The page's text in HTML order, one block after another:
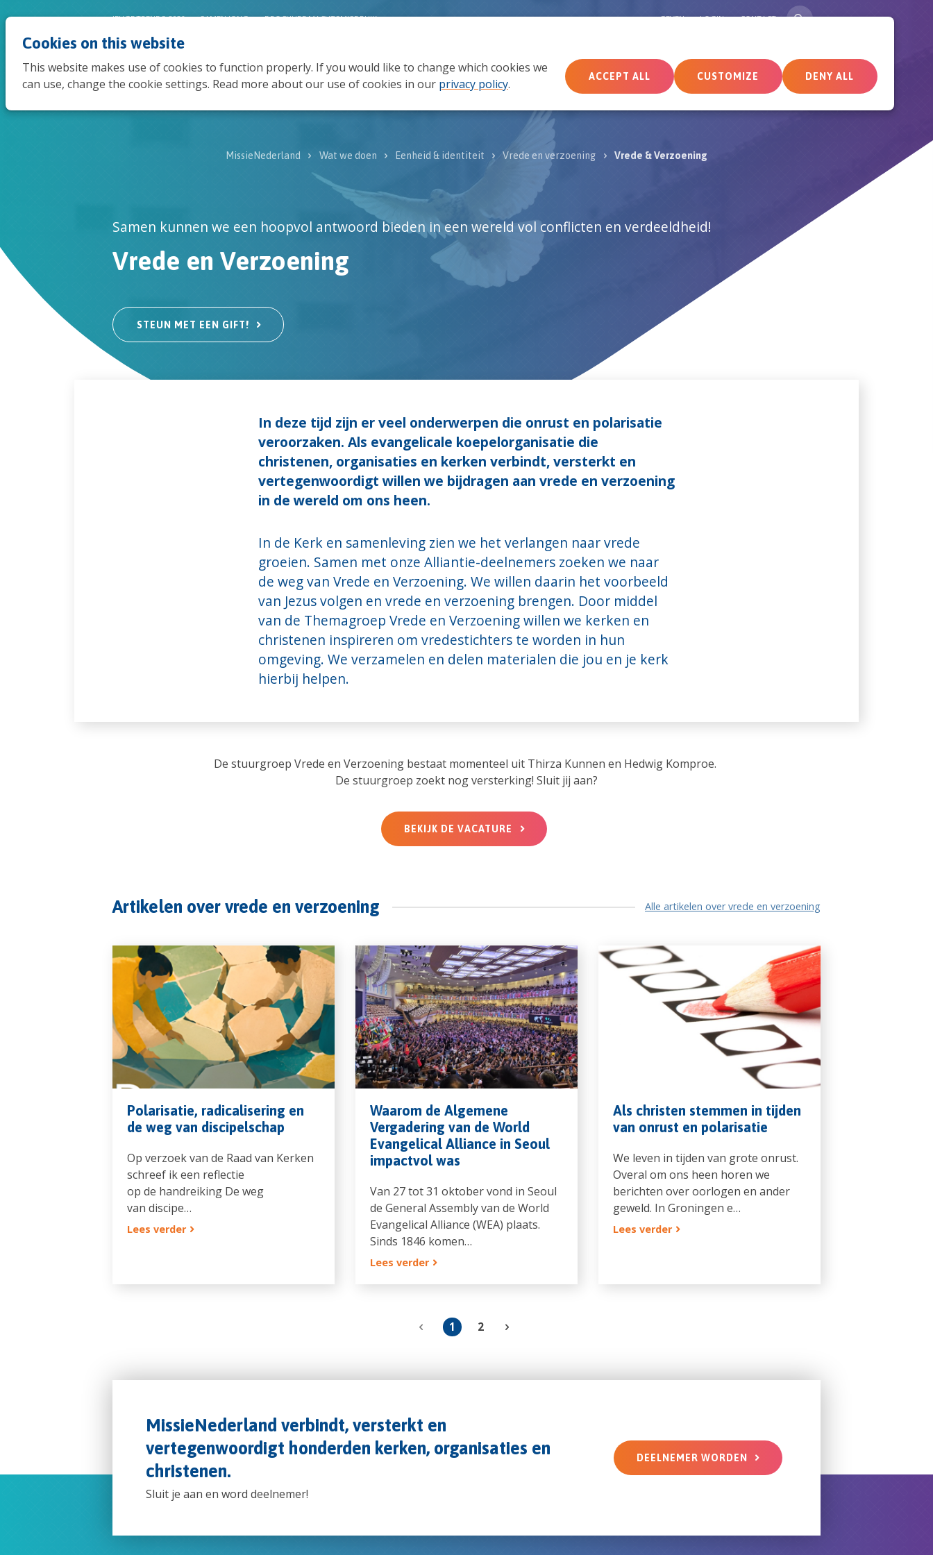
Cookies on this website
This website makes use of cookies to function properly. If you would like to change which cookies we
can use, change the cookie settings. Read more about our use of cookies in our privacy policy.
ACCEPT ALL CUSTOMIZE DENY ALL
Wie wij zijn Wat we doen Doe mee Actueel Deelnemersomgeving
JEUGDTRENDS 2026 SAMEN JONG BROCHURE MACHTSMISBRUIK GEVEN LOGIN CONTACT SEARCH
MissieNederland Wat we doen Eenheid & identiteit Vrede en verzoening Vrede & Verzoening
Samen kunnen we een hoopvol antwoord bieden in een wereld vol conflicten en verdeeldheid!
Vrede en Verzoening
STEUN MET EEN GIFT!
In deze tijd zijn er veel onderwerpen die onrust en polarisatie
veroorzaken. Als evangelicale koepelorganisatie die
christenen, organisaties en kerken verbindt, versterkt en
vertegenwoordigt willen we bijdragen aan vrede en verzoening
in de wereld om ons heen.
In de Kerk en samenleving zien we het verlangen naar vrede
groeien. Samen met onze Alliantie-deelnemers zoeken we naar
de weg van Vrede en Verzoening. We willen daarin het voorbeeld
van Jezus volgen en vrede en verzoening brengen. Door middel
van de Themagroep Vrede en Verzoening willen we kerken en
christenen inspireren om vredestichters te worden in hun
omgeving. We verzamelen en delen materialen die jou en je kerk
hierbij helpen.
De stuurgroep Vrede en Verzoening bestaat momenteel uit Thirza Kunnen en Hedwig Komproe.
De stuurgroep zoekt nog versterking! Sluit jij aan?
BEKIJK DE VACATURE
Artikelen over vrede en verzoening Alle artikelen over vrede en verzoening
Polarisatie, radicalisering en
de weg van discipelschap
Op verzoek van de Raad van Kerken
schreef ik een reflectie
op de handreiking De weg
van discipe…
Lees verder
Waarom de Algemene
Vergadering van de World
Evangelical Alliance in Seoul
impactvol was
Van 27 tot 31 oktober vond in Seoul
de General Assembly van de World
Evangelical Alliance (WEA) plaats.
Sinds 1846 komen…
Lees verder
Als christen stemmen in tijden
van onrust en polarisatie
We leven in tijden van grote onrust.
Overal om ons heen horen we
berichten over oorlogen en ander
geweld. In Groningen e…
Lees verder
1 2
MissieNederland verbindt, versterkt en
vertegenwoordigt honderden kerken, organisaties en
christenen.
Sluit je aan en word deelnemer!
DEELNEMER WORDEN